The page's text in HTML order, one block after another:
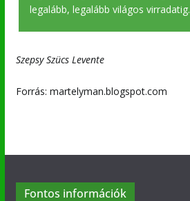
legalább, legalább világos virradatig.
Szepsy Szücs Levente
Forrás: martelyman.blogspot.com
Fontos információk